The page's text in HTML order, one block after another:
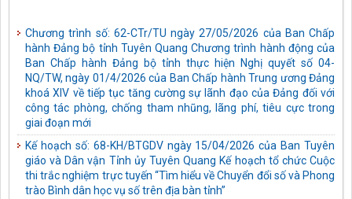
Ban Chấp hành Đảng bộ tỉnh thực hiện Nghị quyết số 04-
NQ/TW, ngày 01/4/2026 của Ban Chấp hành Trung ương Đảng
khoá XIV về tiếp tục tăng cường sự lãnh đạo của Đảng đối với
công tác phòng, chống tham nhũng, lãng phí, tiêu cực trong
giai đoạn mới
Kế hoạch số: 68-KH/BTGDV ngày 15/04/2026 của Ban Tuyên
giáo và Dân vận Tỉnh ủy Tuyên Quang Kế hoạch tổ chức Cuộc
thi trắc nghiệm trực tuyến “Tìm hiểu về Chuyển đổi số và Phong
trào Bình dân học vụ số trên địa bàn tỉnh”
Kế hoạch số: 23-KH/TU ngày 30/10/2025 của Tỉnh ủy Tuyên